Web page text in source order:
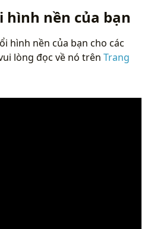
hình nền của bạn
hình nền của bạn cho các
lòng đọc về nó trên Trang